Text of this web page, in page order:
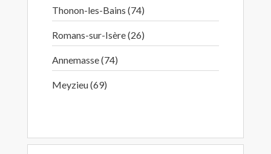
Thonon-les-Bains (74)
Romans-sur-Isère (26)
Annemasse (74)
Meyzieu (69)